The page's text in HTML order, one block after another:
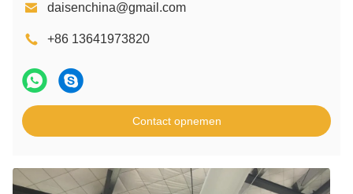
daisenchina@gmail.com
+86 13641973820
Contact opnemen